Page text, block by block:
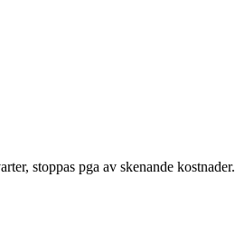
stoppas pga av skenande kostnader.